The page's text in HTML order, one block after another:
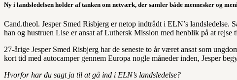
Ny i landsledelsen holder af tanken om netværk, der samler både mennesker og
Cand.theol. Jesper Smed Risbjerg er netop indtrådt i ELN’s
han og hustruen Lise er ansat af Luthersk Mission med henblik på at rejse
27-årige Jesper Smed Risbjerg har de seneste to år været ansat som
kort tid med autocamper gennem Europa nogle måneder inden, Jesper
Hvorfor har du sagt ja til at gå ind i ELN’s landsledelse?